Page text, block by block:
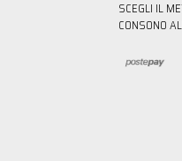
SCEGLI IL
CONSONO